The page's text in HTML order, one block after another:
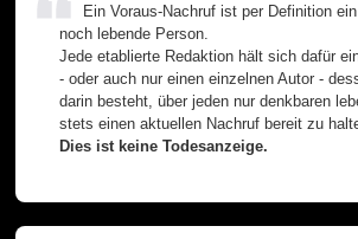
Ein Voraus-Nachruf ist per Definition
noch lebende Person.
Jede etablierte Redaktion hält sich dafür
- oder auch nur einen einzelnen Autor -
darin besteht, über jeden nur denkbaren
stets einen aktuellen Nachruf bereit zu
Dies ist keine Todesanzeige.